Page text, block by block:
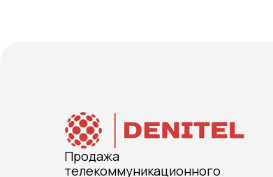
Продажа
телекоммуникационного